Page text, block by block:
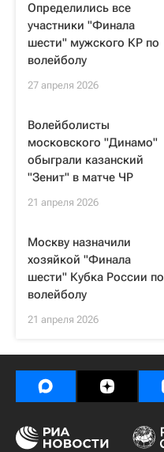
Определились все
участники "Финала
шести" мужского КР по
волейболу
27 апреля 2026
Волейболисты
московского "Динамо"
обыграли казанский
"Зенит" в матче ЧР
21 апреля 2026
Москву назначили
хозяйкой "Финала
шести" Кубка России по
волейболу
21 апреля 2026